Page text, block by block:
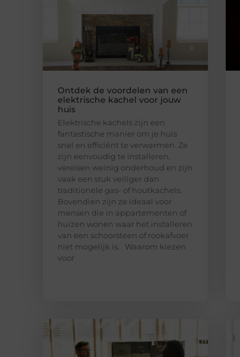
Ontdek de voordelen van een
elektrische kachel voor jouw
huis
Elektrische kachels zijn een
fantastische manier om je huis
snel en efficiënt te verwarmen. Ze
zijn eenvoudig te installeren,
vereisen weinig onderhoud en zijn
vaak een stuk veiliger dan
traditionele gas- of houtkachels.
Bovendien zijn ze ideaal voor
mensen die in appartementen of
huizen wonen waar het installeren
van een schoorsteen of rookafvoer
niet mogelijk is. Waarom kiezen
voor